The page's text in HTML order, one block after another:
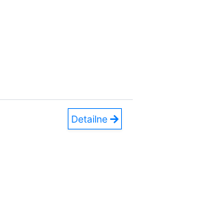
Detailne